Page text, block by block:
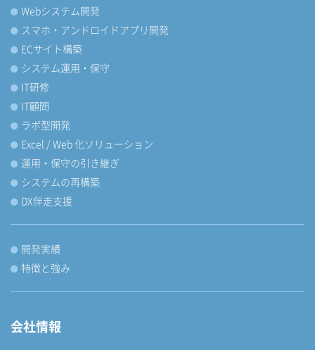
Webシステム開発
スマホ・アンドロイドアプリ開発
ECサイト構築
システム運用・保守
IT研修
IT顧問
ラボ型開発
Excel / Web 化ソリューション
運用・保守の引き継ぎ
システムの再構築
DX伴走支援
開発実績
特徴と強み
会社情報